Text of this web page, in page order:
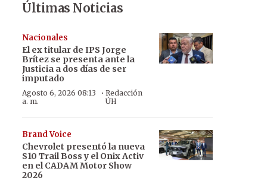
Últimas Noticias
Nacionales
El ex titular de IPS Jorge
Brítez se presenta ante la
Justicia a dos días de ser
imputado
Agosto 6, 2026 08:13
a. m.
· Redacción
ÚH
Brand Voice
Chevrolet presentó la nueva
S10 Trail Boss y el Onix Activ
en el CADAM Motor Show
2026